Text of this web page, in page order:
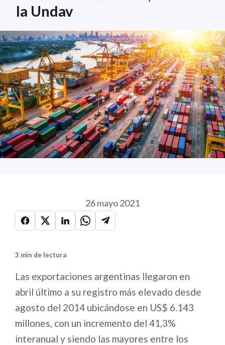
la Undav
26 mayo 2021
3 min de lectura
Las exportaciones argentinas llegaron en
abril último a su registro más elevado desde
agosto del 2014 ubicándose en US$ 6.143
millones, con un incremento del 41,3%
interanual y siendo las mayores entre los